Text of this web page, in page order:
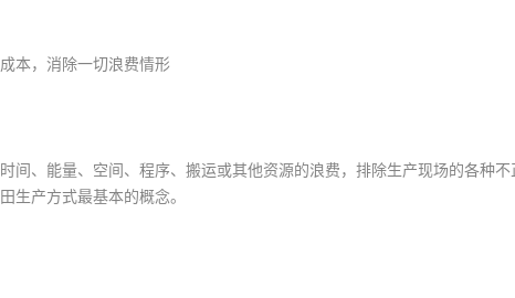
本，消除一切浪费情形
间、能量、空间、程序、搬运或其他资源的浪费，排除生产现场的各种不
生产方式最基本的概念。